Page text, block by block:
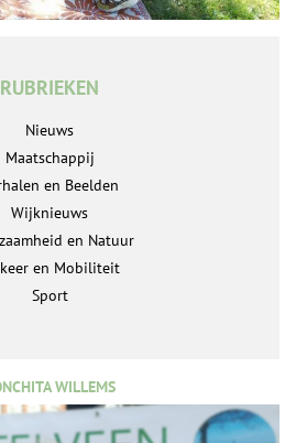
RUBRIEKEN
Nieuws
Maatschappij
en Beelden
Wijknieuws
en Natuur
en Mobiliteit
Sport
WILLEMS